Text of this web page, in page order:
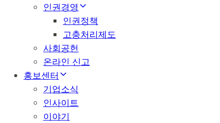
인권경영
인권정책
고충처리제도
사회공헌
온라인 신고
홍보센터
기업소식
인사이트
이야기